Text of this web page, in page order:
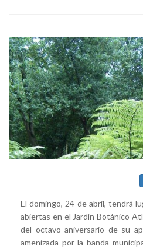
El domingo, 24 de abril, tendrá
abiertas en el Jardín Botánico
del octavo aniversario de su
amenizada por la banda